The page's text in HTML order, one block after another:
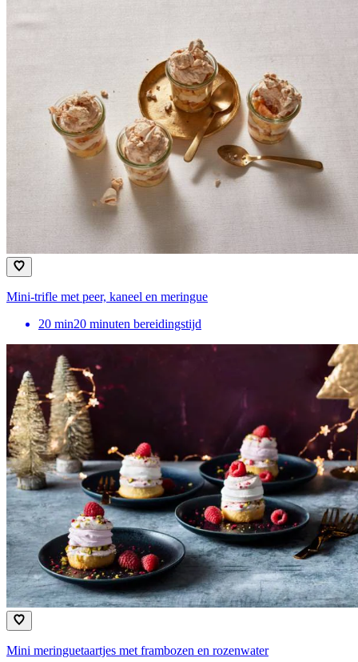
Mini-trifle met peer, kaneel en meringue
20 min20 minuten bereidingstijd
Mini meringuetaartjes met frambozen en rozenwater